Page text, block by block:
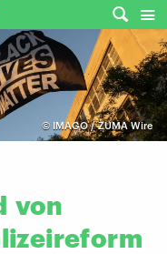
© IMAGO / ZUMA Wire
von